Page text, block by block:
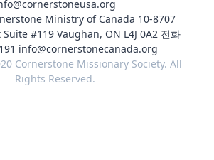
Ministry of Canada 10-8707
#119 Vaughan, ON L4J 0A2 전화
info@cornerstonecanada.org
Cornerstone Missionary Society. All
Rights Reserved.